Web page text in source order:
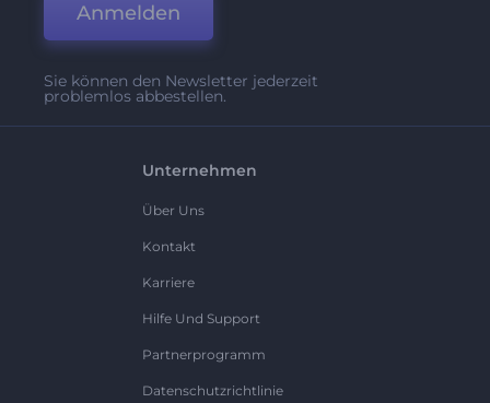
Anmelden
Sie können den Newsletter jederzeit
problemlos abbestellen.
Unternehmen
Über Uns
Kontakt
Karriere
Hilfe Und Support
Partnerprogramm
Datenschutzrichtlinie